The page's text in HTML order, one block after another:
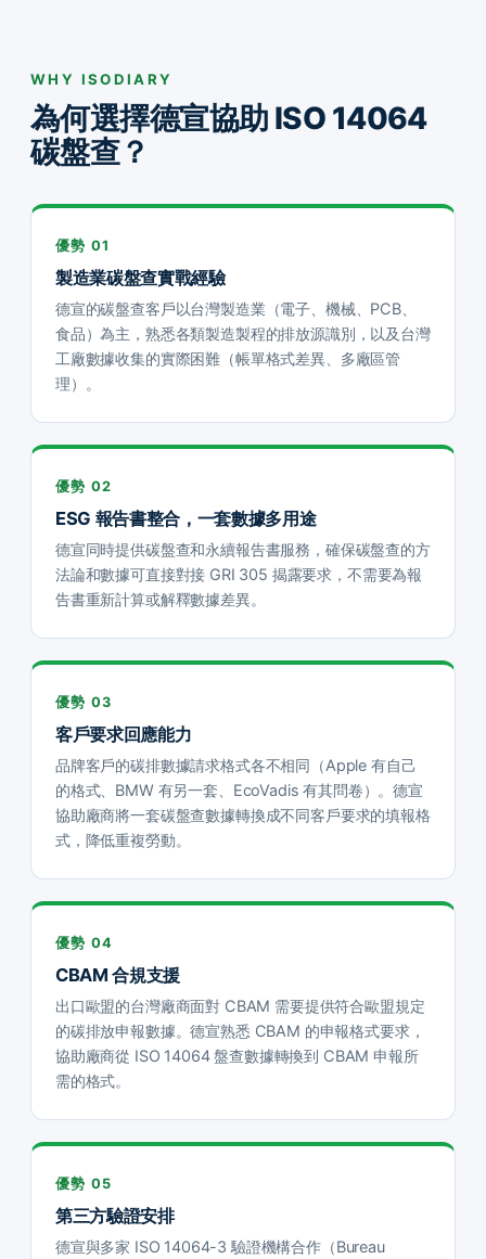
WHY ISODIARY
為何選擇德宣協助 ISO 14064
碳盤查？
優勢 01
製造業碳盤查實戰經驗
德宣的碳盤查客戶以台灣製造業（電子、機械、PCB、
食品）為主，熟悉各類製造製程的排放源識別，以及台灣
工廠數據收集的實際困難（帳單格式差異、多廠區管
理）。
優勢 02
ESG 報告書整合，一套數據多用途
德宣同時提供碳盤查和永續報告書服務，確保碳盤查的方
法論和數據可直接對接 GRI 305 揭露要求，不需要為報
告書重新計算或解釋數據差異。
優勢 03
客戶要求回應能力
品牌客戶的碳排數據請求格式各不相同（Apple 有自己
的格式、BMW 有另一套、EcoVadis 有其問卷）。德宣
協助廠商將一套碳盤查數據轉換成不同客戶要求的填報格
式，降低重複勞動。
優勢 04
CBAM 合規支援
出口歐盟的台灣廠商面對 CBAM 需要提供符合歐盟規定
的碳排放申報數據。德宣熟悉 CBAM 的申報格式要求，
協助廠商從 ISO 14064 盤查數據轉換到 CBAM 申報所
需的格式。
優勢 05
第三方驗證安排
德宣與多家 ISO 14064-3 驗證機構合作（Bureau